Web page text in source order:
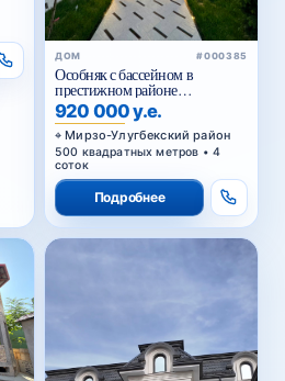
ДОМ #000385
Особняк с бассейном в
престижном районе
Циолковского — для
комфортной и статусной
жизни
920 000 у.е.
Мирзо-Улугбекский район
500 квадратных метров • 4
соток
Подробнее